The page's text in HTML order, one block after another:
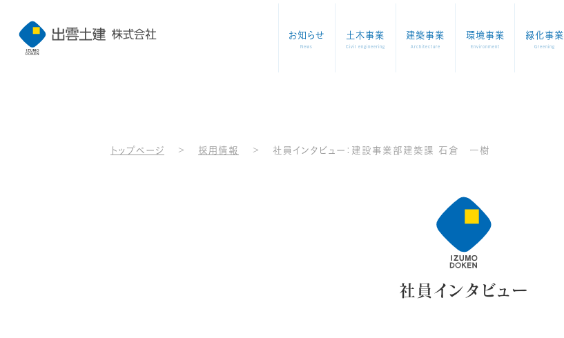
お知らせ
News
土木事業
Civil engineering
建築事業
Architecture
環境事業
Environment
緑化事業
Greening
トップページ > 採用情報 > 社員インタビュー：建設事業部建築課 石倉 一樹
社員インタビュー